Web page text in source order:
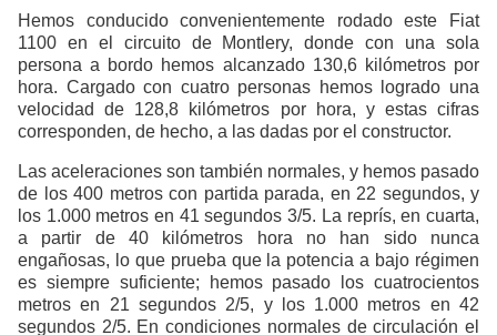
Hemos conducido convenientemente rodado este Fiat
1100 en el circuito de Montlery, donde con una sola
persona a bordo hemos alcanzado 130,6 kilómetros por
hora. Cargado con cuatro personas hemos logrado una
velocidad de 128,8 kilómetros por hora, y estas cifras
corresponden, de hecho, a las dadas por el constructor.
Las aceleraciones son también normales, y hemos pasado
de los 400 metros con partida parada, en 22 segundos, y
los 1.000 metros en 41 segundos 3/5. La reprís, en cuarta,
a partir de 40 kilómetros hora no han sido nunca
engañosas, lo que prueba que la potencia a bajo régimen
es siempre suficiente; hemos pasado los cuatrocientos
metros en 21 segundos 2/5, y los 1.000 metros en 42
segundos 2/5. En condiciones normales de circulación el